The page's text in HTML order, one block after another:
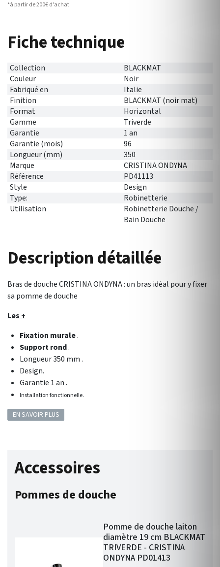
*à partir de 200€ d’achat
Fiche technique
Collection
BLACKMAT
Couleur
Noir
Fabriqué en
Italie
Finition
BLACKMAT (noir mat)
Format
Horizontal
Gamme
Triverde
Garantie
1 an
Garantie (mois)
96
Longueur (mm)
350
Marque
CRISTINA ONDYNA
Référence
PD41113
Style
Design
Type:
Robinetterie
Utilisation
Robinetterie Douche /
Bain Douche
Description détaillée
Bras de douche CRISTINA ONDYNA : un bras idéal pour y fixer
sa pomme de douche
Les +
Fixation murale.
Support rond.
Longueur 350 mm .
Design.
Garantie 1 an .
Installation fonctionnelle.
EN SAVOIR PLUS
Accessoires
Pommes de douche
Pomme de douche laiton
diamètre 19 cm BLACKMAT
TRIVERDE - CRISTINA
ONDYNA PD01413